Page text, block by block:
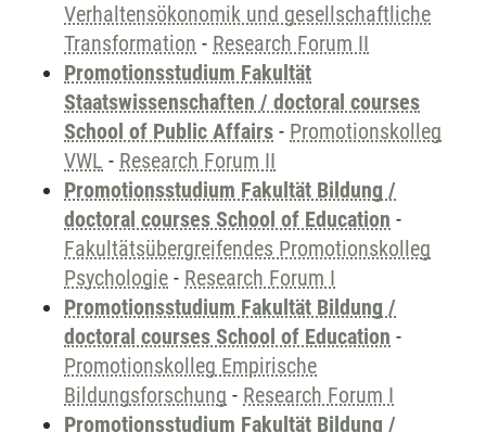
Verhaltensökonomik und gesellschaftliche
Transformation - Research Forum II
Promotionsstudium Fakultät
Staatswissenschaften / doctoral courses
School of Public Affairs - Promotionskolleg
VWL - Research Forum II
Promotionsstudium Fakultät Bildung /
doctoral courses School of Education -
Fakultätsübergreifendes Promotionskolleg
Psychologie - Research Forum I
Promotionsstudium Fakultät Bildung /
doctoral courses School of Education -
Promotionskolleg Empirische
Bildungsforschung - Research Forum I
Promotionsstudium Fakultät Bildung /